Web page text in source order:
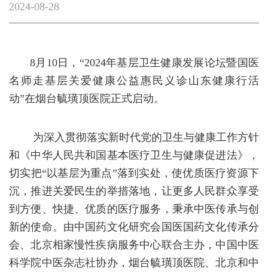
2024-08-28
8月10日，“2024年基层卫生健康发展论坛暨国医
名师走基层关爱健康公益惠民义诊山东健康行活
动”在烟台毓璜顶医院正式启动。
为深入贯彻落实新时代党的卫生与健康工作方针
和《中华人民共和国基本医疗卫生与健康促进法》，
切实把“以基层为重点”落到实处，使优质医疗资源下
沉，推进关爱民生的举措落地，让更多人民群众享受
到方便、快捷、优质的医疗服务，秉承中医传承与创
新的使命。由中国药文化研究会国医国药文化传承分
会、北京相家慢性疾病服务中心联合主办，中国中医
科学院中医杂志社协办，烟台毓璜顶医院、北京和中